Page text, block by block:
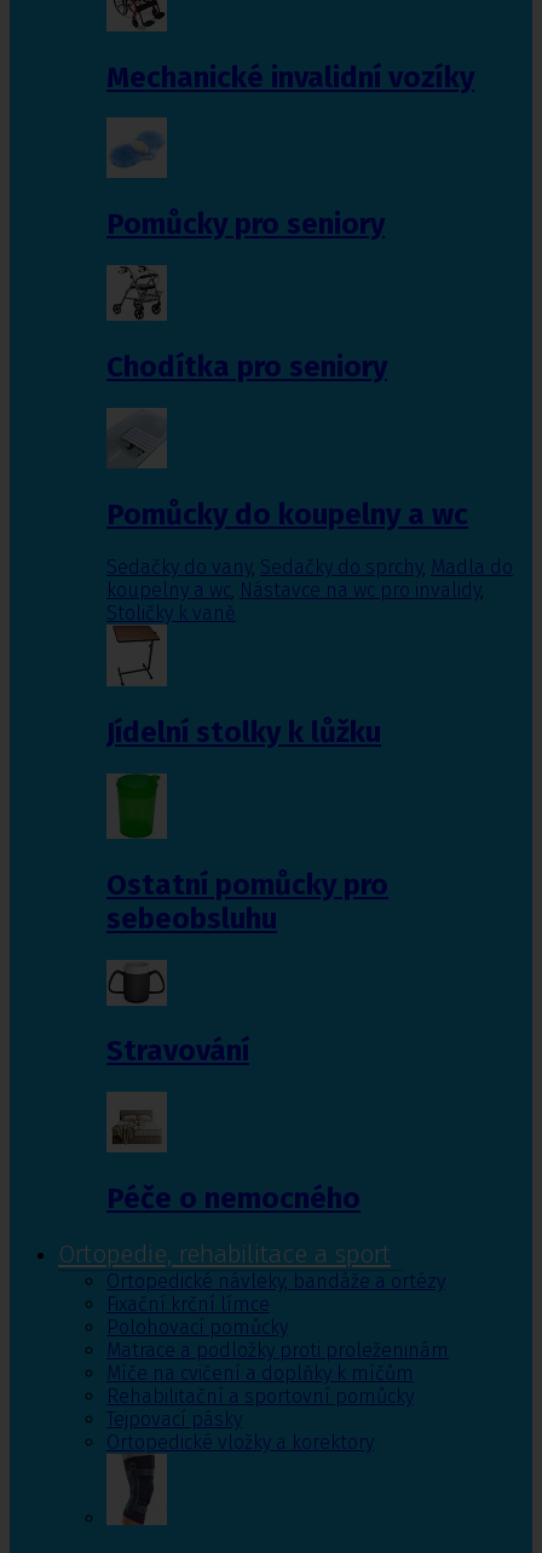
Mechanické invalidní vozíky
Pomůcky pro seniory
Chodítka pro seniory
Pomůcky do koupelny a wc
Sedačky do vany, Sedačky do sprchy, Madla do
koupelny a wc, Nástavce na wc pro invalidy,
Stoličky k vaně
Jídelní stolky k lůžku
Ostatní pomůcky pro
sebeobsluhu
Stravování
Péče o nemocného
Ortopedie, rehabilitace a sport
Ortopedické návleky, bandáže a ortézy
Fixační krční límce
Polohovací pomůcky
Matrace a podložky proti proleženinám
Míče na cvičení a doplňky k míčům
Rehabilitační a sportovní pomůcky
Tejpovací pásky
Ortopedické vložky a korektory